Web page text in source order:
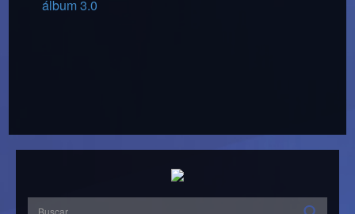
álbum 3.0